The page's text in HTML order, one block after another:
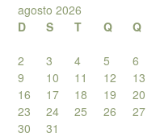
agosto 2026
D
S T Q Q
2
3 4 5 6
9
10 11 12 13
16
17 18 19 20
23
24 25 26 27
30
31